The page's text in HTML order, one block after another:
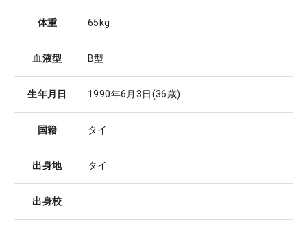
体重 65kg
血液型 B型
生年月日 1990年6月3日(36歳)
国籍 タイ
出身地 タイ
出身校